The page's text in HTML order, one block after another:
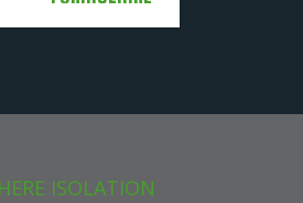
ISOLATION